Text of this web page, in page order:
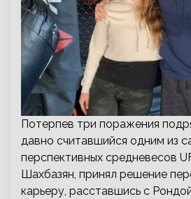
Потерпев три поражения
давно считавшийся одним из
перспективных средневесов
Шахбазян, принял решение
карьеру, расставшись с